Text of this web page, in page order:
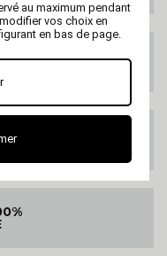
au maximum pendant
vos choix en
en bas de page.